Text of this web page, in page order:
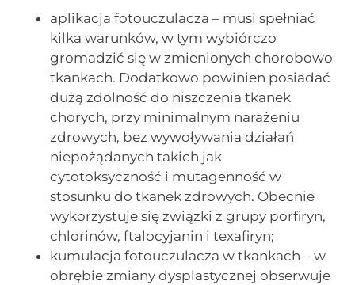
aplikacja fotouczulacza – musi spełniać
kilka warunków, w tym wybiórczo
gromadzić się w zmienionych chorobowo
tkankach. Dodatkowo powinien posiadać
dużą zdolność do niszczenia tkanek
chorych, przy minimalnym narażeniu
zdrowych, bez wywoływania działań
niepożądanych takich jak
cytotoksyczność i mutagenność w
stosunku do tkanek zdrowych. Obecnie
wykorzystuje się związki z grupy porfiryn,
chlorinów, ftalocyjanin i texafiryn;
kumulacja fotouczulacza w tkankach – w
obrębie zmiany dysplastycznej obserwuje